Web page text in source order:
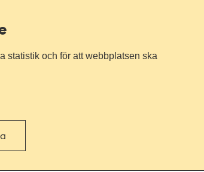
statistik och för att webbplatsen ska